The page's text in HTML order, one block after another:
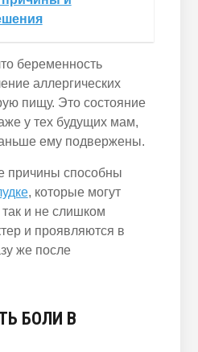
беременность
аллергических
пищу. Это состояние
у тех будущих мам,
ему подвержены.
причины способны
, которые могут
и не слишком
и проявляются в
же после
БОЛИ В